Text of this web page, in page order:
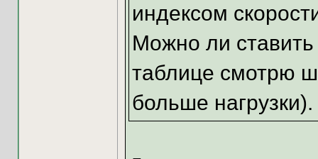
индексом
Можно ли
таблице смотрю
больше нагрузки).